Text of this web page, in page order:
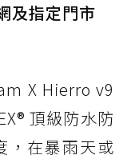
及指定門市
X Hierro v9
頂級防水防
，在暴雨天或